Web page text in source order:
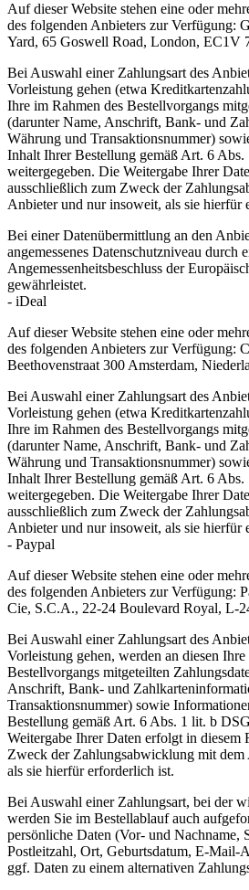
Auf dieser Website stehen eine oder
des folgenden Anbieters zur Verfügung:
Yard, 65 Goswell Road, London, EC1V
Bei Auswahl einer Zahlungsart des
Vorleistung gehen (etwa
Ihre im Rahmen des Bestellvorgangs
(darunter Name, Anschrift, Bank- und
Währung und Transaktionsnummer)
Inhalt Ihrer Bestellung gemäß Art. 6
weitergegeben. Die Weitergabe Ihrer
ausschließlich zum Zweck der
Anbieter und nur insoweit, als sie hierfür
Bei einer Datenübermittlung an den
angemessenes Datenschutzniveau durch
Angemessenheitsbeschluss der
gewährleistet.
- iDeal
Auf dieser Website stehen eine oder
des folgenden Anbieters zur Verfügung:
Beethovenstraat 300 Amsterdam,
Bei Auswahl einer Zahlungsart des
Vorleistung gehen (etwa
Ihre im Rahmen des Bestellvorgangs
(darunter Name, Anschrift, Bank- und
Währung und Transaktionsnummer)
Inhalt Ihrer Bestellung gemäß Art. 6
weitergegeben. Die Weitergabe Ihrer
ausschließlich zum Zweck der
Anbieter und nur insoweit, als sie hierfür
- Paypal
Auf dieser Website stehen eine oder
des folgenden Anbieters zur Verfügung:
Cie, S.C.A., 22-24 Boulevard Royal, L-
Bei Auswahl einer Zahlungsart des
Vorleistung gehen, werden an diesen
Bestellvorgangs mitgeteilten
Anschrift, Bank- und
Transaktionsnummer) sowie
Bestellung gemäß Art. 6 Abs. 1 lit. b
Weitergabe Ihrer Daten erfolgt in diesem
Zweck der Zahlungsabwicklung mit
als sie hierfür erforderlich ist.
Bei Auswahl einer Zahlungsart, bei der
werden Sie im Bestellablauf auch
persönliche Daten (Vor- und Nachname,
Postleitzahl, Ort, Geburtsdatum, E-Mail-
ggf. Daten zu einem alternativen